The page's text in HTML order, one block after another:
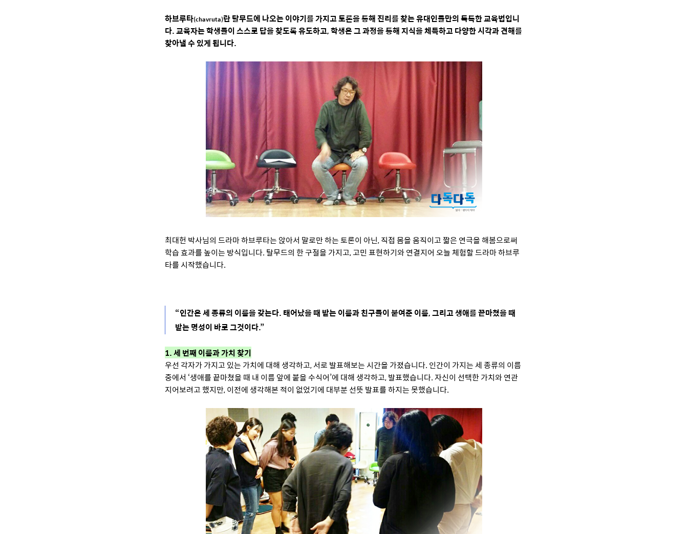
하브루타(chavruta)란 탈무드에 나오는 이야기를 가지고 토론을 통해 진리를 찾는 유대인들만의 독특한 교육법입니
다. 교육자는 학생들이 스스로 답을 찾도록 유도하고, 학생은 그 과정을 통해 지식을 체득하고 다양한 시각과 견해를
찾아낼 수 있게 됩니다.
최대헌 박사님의 드라마 하브루타는 앉아서 말로만 하는 토론이 아닌, 직접 몸을 움직이고 짧은 연극을 해봄으로써
학습 효과를 높이는 방식입니다. 탈무드의 한 구절을 가지고, 고민 표현하기와 연결지어 오늘 체험할 드라마 하브루
타를 시작했습니다.
“인간은 세 종류의 이름을 갖는다. 태어났을 때 받는 이름과 친구들이 붙여준 이름, 그리고 생애를 끝마쳤을 때
받는 명성이 바로 그것이다.”
1. 세 번째 이름과 가치 찾기
우선 각자가 가지고 있는 가치에 대해 생각하고, 서로 발표해보는 시간을 가졌습니다. 인간이 가지는 세 종류의 이름
중에서 ‘생애를 끝마쳤을 때 내 이름 앞에 붙을 수식어’에 대해 생각하고, 발표했습니다. 자신이 선택한 가치와 연관
지어보려고 했지만, 이전에 생각해본 적이 없었기에 대부분 선뜻 발표를 하지는 못했습니다.